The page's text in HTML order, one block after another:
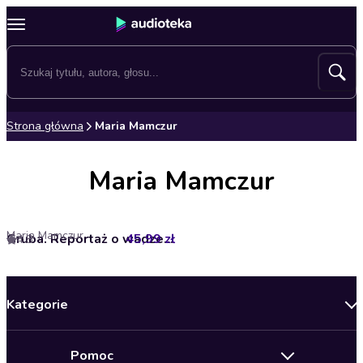
Strona główna Maria Mamczur
Maria Mamczur
Gruba. Reportaż o wadze i uprzedzeniach
Maria Mamczur
4.8 45,99 zł
Kategorie
Pomoc